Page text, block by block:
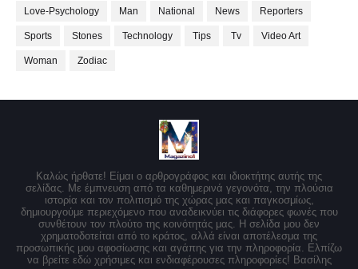
Love-Psychology Man National News Reporters
Sports Stones Technology Tips Tv Video Art
Woman Zodiac
Καλώς ήρθατε! Είμαι ο αρθρογράφος και ιδιοκτήτης αυτής της
σελίδας. Με έμπνευση από τα καθημερινά γεγονότα, την πλούσια
ιστορία και τον πολιτισμό της χώρας μας και παγκοσμίως,
δημιουργούμε περιεχόμενο που αναδεικνύει τις διάφορες φωνές που
συνθέτουν τον πλούτο της κοινότητάς μας. Η σελίδα μου δεν
χρηματοδοτείται από το κράτος, αλλά είναι αποτέλεσμα της
προσωπικής μου αφοσίωσης και αγάπης για την πληροφορία. Ελπίζω
να βρείτε εδώ χρήσιμες και ενδιαφέρουσες πληροφορίες! Βασίλης